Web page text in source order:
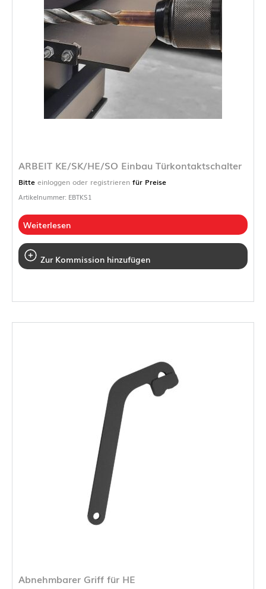
ARBEIT KE/SK/HE/SO Einbau Türkontaktschalter
Bitte einloggen oder registrieren für Preise
Artikelnummer: EBTKS1
Weiterlesen
Zur Kommission hinzufügen
Abnehmbarer Griff für HE